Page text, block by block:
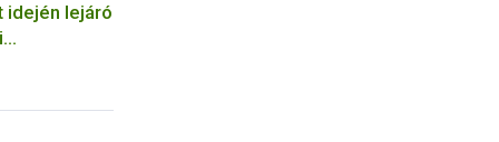
idején lejáró